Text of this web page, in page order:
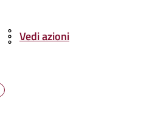
Vedi azioni